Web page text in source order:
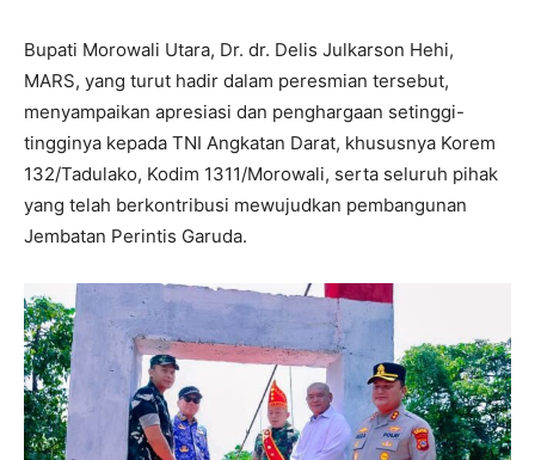
Bupati Morowali Utara, Dr. dr. Delis Julkarson Hehi,
MARS, yang turut hadir dalam peresmian tersebut,
menyampaikan apresiasi dan penghargaan setinggi-
tingginya kepada TNI Angkatan Darat, khususnya Korem
132/Tadulako, Kodim 1311/Morowali, serta seluruh pihak
yang telah berkontribusi mewujudkan pembangunan
Jembatan Perintis Garuda.